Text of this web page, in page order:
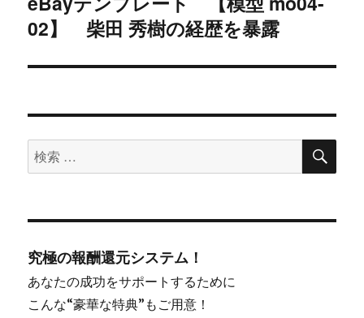
の
稿:
02】 柴田 秀樹の経歴を暴露
検
索
象:
検
究極の報酬還元システム！
あなたの成功をサポートするために
こんな“豪華な特典”もご用意！